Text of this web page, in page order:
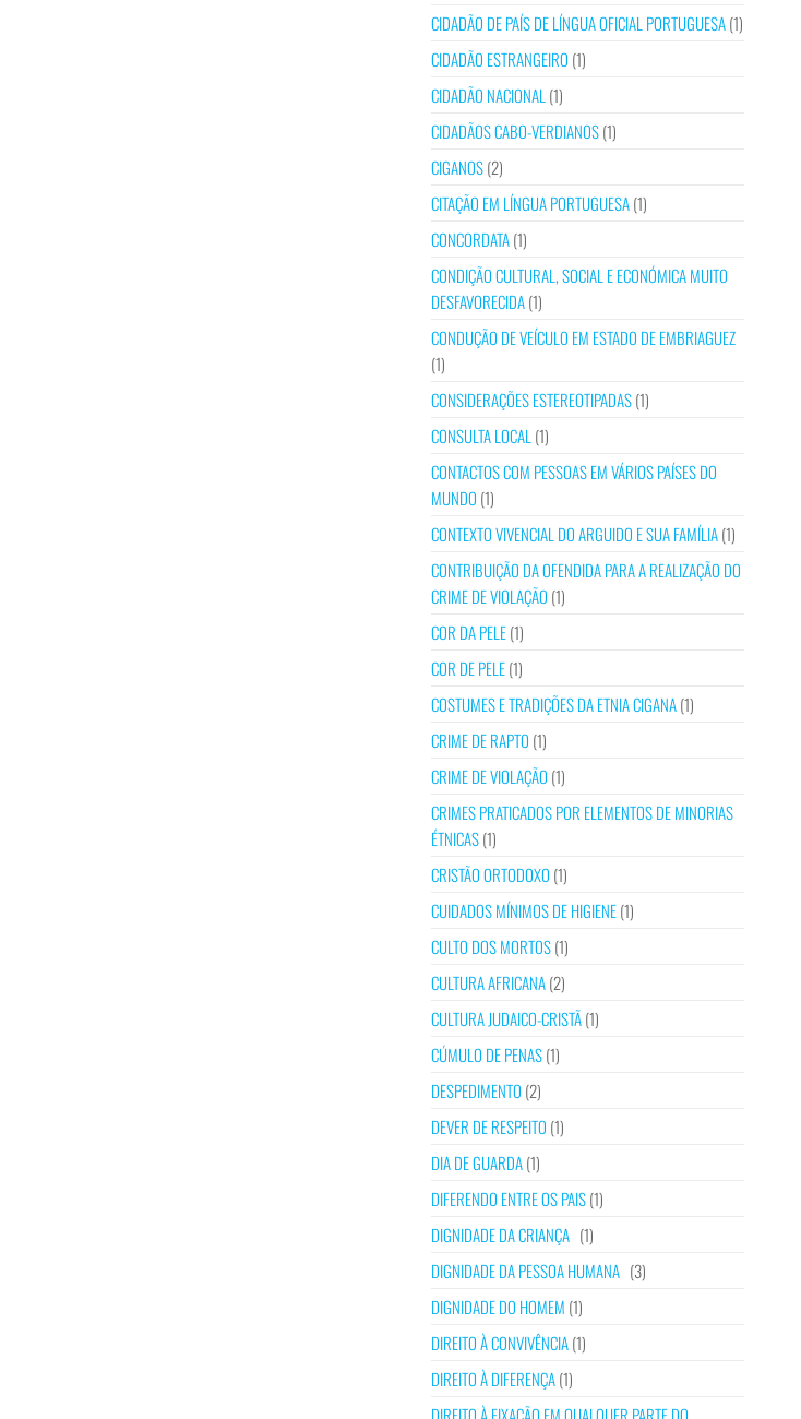
CIDADÃO DE PAÍS DE LÍNGUA OFICIAL PORTUGUESA(1)
CIDADÃO ESTRANGEIRO (1)
CIDADÃO NACIONAL (1)
CIDADÃOS CABO-VERDIANOS(1)
CIGANOS(2)
CITAÇÃO EM LÍNGUA PORTUGUESA(1)
CONCORDATA(1)
CONDIÇÃO CULTURAL, SOCIAL E ECONÓMICA MUITO
DESFAVORECIDA(1)
CONDUÇÃO DE VEÍCULO EM ESTADO DE EMBRIAGUEZ
(1)
CONSIDERAÇÕES ESTEREOTIPADAS(1)
CONSULTA LOCAL (1)
CONTACTOS COM PESSOAS EM VÁRIOS PAÍSES DO
MUNDO (1)
CONTEXTO VIVENCIAL DO ARGUIDO E SUA FAMÍLIA(1)
CONTRIBUIÇÃO DA OFENDIDA PARA A REALIZAÇÃO DO
CRIME DE VIOLAÇÃO (1)
COR DA PELE(1)
COR DE PELE(1)
COSTUMES E TRADIÇÕES DA ETNIA CIGANA(1)
CRIME DE RAPTO (1)
CRIME DE VIOLAÇÃO (1)
CRIMES PRATICADOS POR ELEMENTOS DE MINORIAS
ÉTNICAS(1)
CRISTÃO ORTODOXO (1)
CUIDADOS MÍNIMOS DE HIGIENE(1)
CULTO DOS MORTOS(1)
CULTURA AFRICANA(2)
CULTURA JUDAICO-CRISTÃ(1)
CÚMULO DE PENAS(1)
DESPEDIMENTO (2)
DEVER DE RESPEITO (1)
DIA DE GUARDA(1)
DIFERENDO ENTRE OS PAIS(1)
DIGNIDADE DA CRIANÇA (1)
DIGNIDADE DA PESSOA HUMANA (3)
DIGNIDADE DO HOMEM (1)
DIREITO À CONVIVÊNCIA(1)
DIREITO À DIFERENÇA(1)